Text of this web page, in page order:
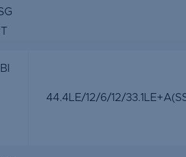
44.4LE/12/6/12/